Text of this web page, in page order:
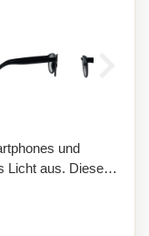
und
Licht aus. Diese
reduziert die